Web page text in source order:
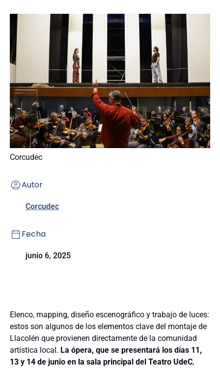
Corcudec
Autor
Corcudec
Fecha
junio 6, 2025
Elenco, mapping, diseño escenográfico y trabajo de luces:
estos son algunos de los elementos clave del montaje de
Llacolén que provienen directamente de la comunidad
artística local. La ópera, que se presentará los días 11,
13 y 14 de junio en la sala principal del Teatro UdeC,